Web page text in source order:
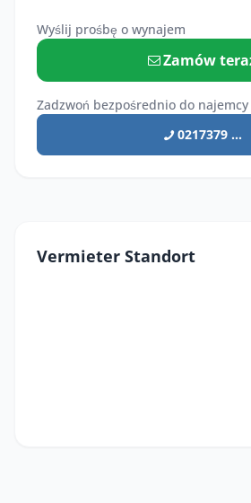
Wyślij prośbę o wynajem
Zamów
Zadzwoń bezpośrednio do najemcy
0217379 ...
Vermieter Standort